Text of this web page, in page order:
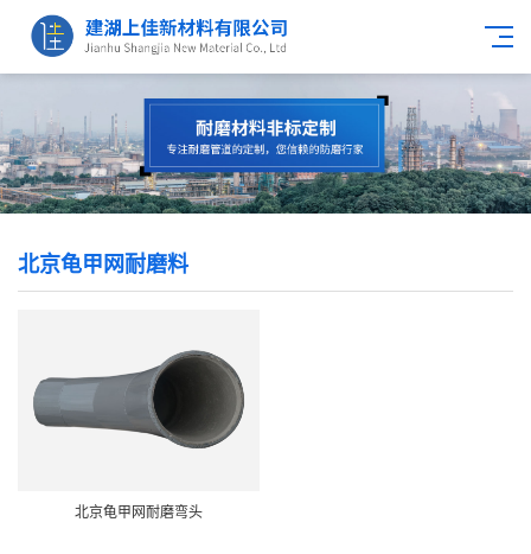
北京龟甲网耐磨料
北京龟甲网耐磨弯头